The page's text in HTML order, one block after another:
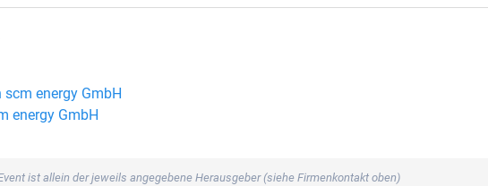
energy GmbH
energy GmbH
ist allein der jeweils angegebene Herausgeber (siehe Firmenkontakt oben)